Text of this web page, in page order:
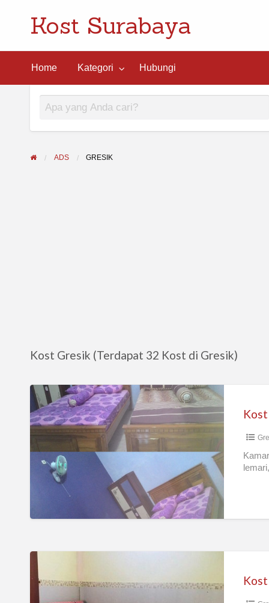
Kost Surabaya
Home Kategori Hubungi
ADS GRESIK
Kost Gresik (Terdapat 32 Kost di Gresik)
Kost
wanita
di
Gresik
Kost
Putri/Wanita
(Ibu